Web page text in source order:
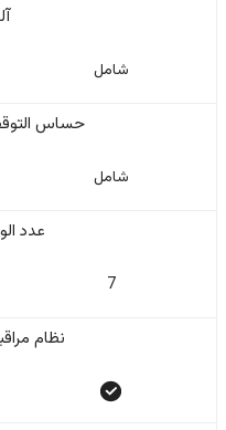
شامل
حساس
شامل
عدد
7
نظام